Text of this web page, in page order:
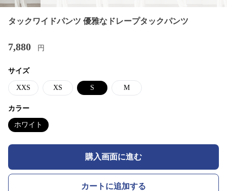
タックワイドパンツ 優雅なドレープタックパンツ
7,880 円
サイズ
XXS XS S M
カラー
ホワイト
購入画面に進む
カートに追加する